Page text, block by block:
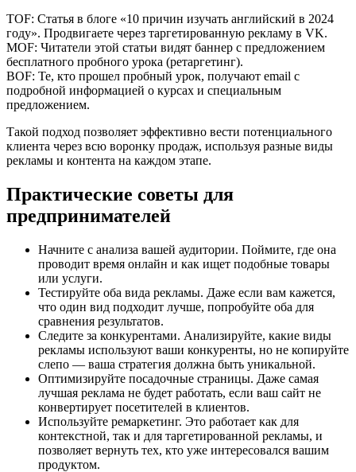
TOF: Статья в блоге «10 причин изучать английский в 2024
году». Продвигаете через таргетированную рекламу в VK.
MOF: Читатели этой статьи видят баннер с предложением
бесплатного пробного урока (ретаргетинг).
BOF: Те, кто прошел пробный урок, получают email с
подробной информацией о курсах и специальным
предложением.
Такой подход позволяет эффективно вести потенциального
клиента через всю воронку продаж, используя разные виды
рекламы и контента на каждом этапе.
Практические советы для
предпринимателей
Начните с анализа вашей аудитории. Поймите, где она
проводит время онлайн и как ищет подобные товары
или услуги.
Тестируйте оба вида рекламы. Даже если вам кажется,
что один вид подходит лучше, попробуйте оба для
сравнения результатов.
Следите за конкурентами. Анализируйте, какие виды
рекламы используют ваши конкуренты, но не копируйте
слепо — ваша стратегия должна быть уникальной.
Оптимизируйте посадочные страницы. Даже самая
лучшая реклама не будет работать, если ваш сайт не
конвертирует посетителей в клиентов.
Используйте ремаркетинг. Это работает как для
контекстной, так и для таргетированной рекламы, и
позволяет вернуть тех, кто уже интересовался вашим
продуктом.